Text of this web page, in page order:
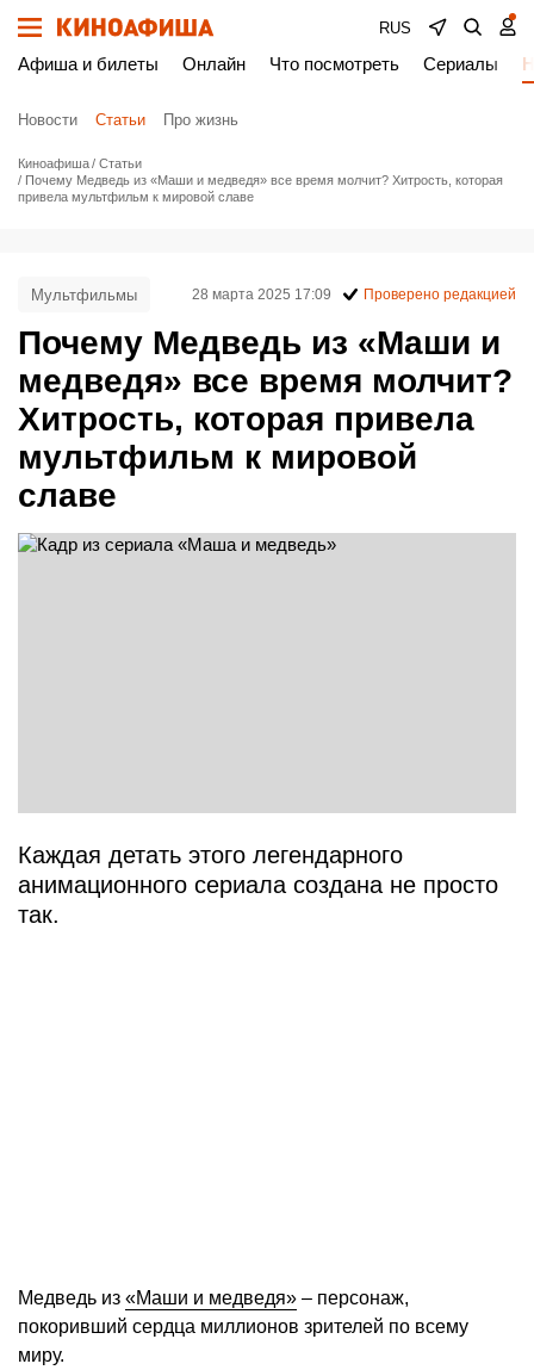
RUS
Афиша и билеты Онлайн Что посмотреть Сериалы
Новости Статьи Про жизнь
Киноафиша
Статьи
Почему Медведь из «Маши и медведя» все время молчит? Хитрость, которая
привела мультфильм к мировой славе
Почему Медведь из «Маши и
медведя» все время молчит?
Хитрость, которая привела
мультфильм к мировой
славе
Мультфильмы 28 марта 2025 17:09 Проверено редакцией
Каждая детать этого легендарного
анимационного сериала создана не просто
так.
Медведь из «Маши и медведя» – персонаж,
покоривший сердца миллионов зрителей по всему
миру.